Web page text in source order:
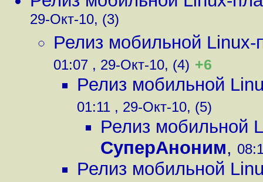
29-Окт-10, (3)
Релиз мобильной
01:07 , 29-Окт-10, (4) +6
Релиз мобильной
01:11 , 29-Окт-10, (5)
Релиз мобильной
СуперАноним,
Релиз мобильной